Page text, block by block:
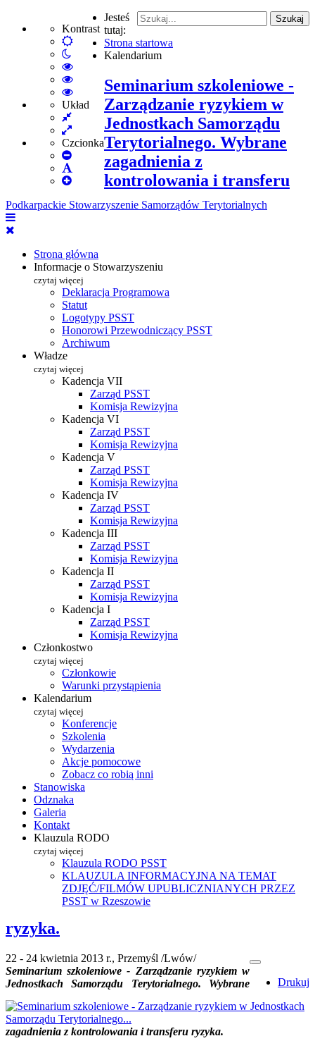
Kontrast
Default
mode
Włącz
tryb
nocny
High
Contrast
Black
White
High
Contrast
Black
High
Contrast
mode
Układ
Fixed
layout
Wide
layout
Czcionka
Set
Smaller
Font
Set
Font
Szukaj
Podkarpackie Stowarzyszenie Samorządów Terytorialnych
Strona główna
Informacje o Stowarzyszeniu
czytaj więcej
Deklaracja Programowa
Statut
Logotypy PSST
Honorowi Przewodniczący PSST
Archiwum
Władze
czytaj więcej
Kadencja VII
Zarząd PSST
Komisja Rewizyjna
Kadencja VI
Zarząd PSST
Komisja Rewizyjna
Kadencja V
Zarząd PSST
Komisja Rewizyjna
Kadencja IV
Zarząd PSST
Komisja Rewizyjna
Kadencja III
Zarząd PSST
Komisja Rewizyjna
Kadencja II
Zarząd PSST
Komisja Rewizyjna
Kadencja I
Zarząd PSST
Komisja Rewizyjna
Członkostwo
czytaj więcej
Członkowie
Warunki przystąpienia
Kalendarium
czytaj więcej
Konferencje
Szkolenia
Wydarzenia
Akcje pomocowe
Zobacz co robią inni
Stanowiska
Odznaka
Galeria
Kontakt
Klauzula RODO
czytaj więcej
Klauzula RODO PSST
KLAUZULA INFORMACYJNA NA TEMAT
ZDJĘĆ/FILMÓW UPUBLICZNIANYCH PRZEZ
PSST w Rzeszowie
Jesteś
tutaj:
Strona startowa
Kalendarium
Seminarium szkoleniowe -
Zarządzanie ryzykiem w
Jednostkach Samorządu
Terytorialnego. Wybrane
zagadnienia z
kontrolowania i transferu
ryzyka.
Drukuj
22 - 24 kwietnia 2013 r., Przemyśl /Lwów/
Seminarium szkoleniowe - Zarządzanie ryzykiem w
Jednostkach Samorządu Terytorialnego. Wybrane
zagadnienia z kontrolowania i transferu ryzyka.